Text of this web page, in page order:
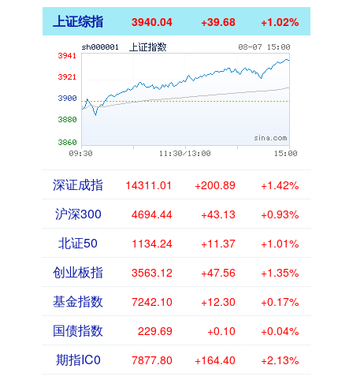
上证综指 3940.04 +39.68 +1.02%
深证成指 14311.01 +200.89 +1.42%
沪深300 4694.44 +43.13 +0.93%
北证50 1134.24 +11.37 +1.01%
创业板指 3563.12 +47.56 +1.35%
基金指数 7242.10 +12.30 +0.17%
国债指数 229.69 +0.10 +0.04%
期指IC0 7877.80 +164.40 +2.13%